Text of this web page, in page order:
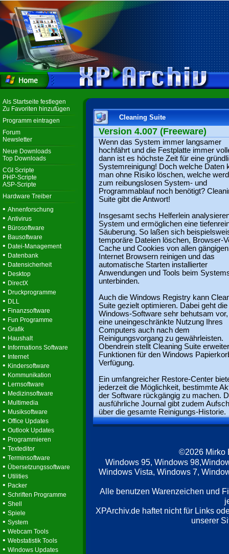
Als Startseite festlegen
Zu Favoriten hinzufügen
Programm eintragen
Forum
Newsletter
Neue Downloads
Top Downloads
CGI Scripte
PHP-Scripte
ASP-Scripte
Hardware Treiber
• Ahnenforschung
• Antivirus
• Bürosoftware
• Bausoftware
• Datei-Management
• Datenbank
• Datensicherheit
• Desktop
• DirectX
• Druckprogramme
• DLL
• Finanzsoftware
• Fun Programme
• Grafik
• Haushalt
• Informations Software
• Internet
• Kindersoftware
• Kommunikation
• Lernsoftware
• Medizinsoftware
• Multimedia
• Musiksoftware
• Office Updates
• Outlook Updates
• Programmieren
• Texteditor
• Terminsoftware
• Übersetzungssoftware
• Utilities
• Packer
• Schriften Programme
• Shell
• Spiele
• System
• Webcam Tools
• Webstatistik Tools
• Windows Updates
Cleaning Suite
Version 4.007 (Freeware)
Wenn das System immer langsamer
hochfährt und die Festplatte immer
dann ist es höchste Zeit für eine
Systemreinigung! Doch welche Daten
man ohne Risiko löschen, welche
zum reibungslosen System- und
Programmablauf noch benötigt?
Suite gibt die Antwort!
Insgesamt sechs Helferlein
System und ermöglichen eine
Säuberung. So laßen sich
temporäre Dateien löschen, Browser-
Cache und Cookies von allen gängigen
Internet Browsern reinigen und das
automatische Starten installierter
Anwendungen und Tools beim
unterbinden.
Auch die Windows Registry kann
Suite gezielt optimieren. Dabei geht die
Windows-Software sehr behutsam
eine uneingeschränkte Nutzung Ihres
Computers auch nach dem
Reinigungsvorgang zu gewährleisten.
Obendrein stellt Cleaning Suite
Funktionen für den Windows
Verfügung.
Ein umfangreicher Restore-Center
jederzeit die Möglichkeit, bestimmte
der Software rückgängig zu machen.
ausführliche Journal gibt zudem
über die gesamte Reinigungs-Historie.
©2026 Mirko
Windows 95, Windows
Windows Vista, Windows 7,
Alle benutzen Warenzeichen und
XPArchiv.de haftet nicht für Links
unserer